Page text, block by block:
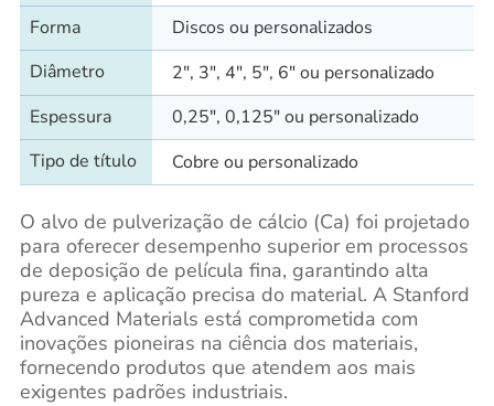
Forma
Discos ou personalizados
Diâmetro
2", 3", 4", 5", 6" ou personalizado
Espessura
0,25", 0,125" ou personalizado
Tipo de título
Cobre ou personalizado
O alvo de pulverização de cálcio (Ca) foi projetado
para oferecer desempenho superior em processos
de deposição de película fina, garantindo alta
pureza e aplicação precisa do material. A Stanford
Advanced Materials está comprometida com
inovações pioneiras na ciência dos materiais,
fornecendo produtos que atendem aos mais
exigentes padrões industriais.